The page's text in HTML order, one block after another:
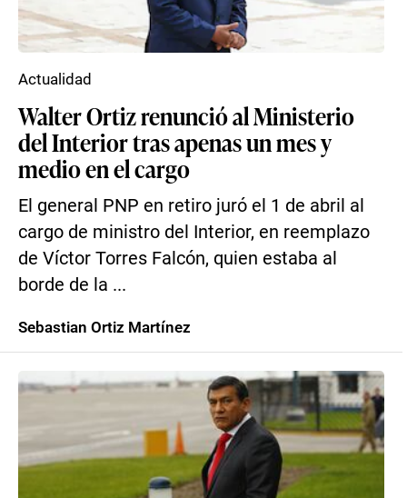
Walter Ortiz renunció al Ministerio
del Interior tras apenas un mes y
medio en el cargo
El general PNP en retiro juró el 1 de abril al
cargo de ministro del Interior, en reemplazo
de Víctor Torres Falcón, quien estaba al
borde de la ...
Actualidad
Sebastian Ortiz Martínez